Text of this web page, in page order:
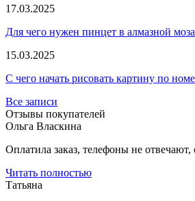
17.03.2025
Для чего нужен пинцет в алмазной
15.03.2025
С чего начать рисовать картину по
Все записи
Отзывы покупателей
Ольга Власкина
Оплатила заказ, телефоны не отвечают,
Читать полностью
Татьяна